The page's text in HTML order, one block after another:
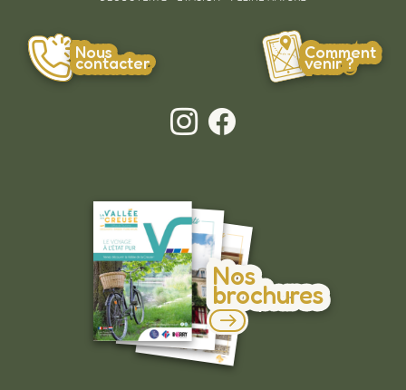
Nous
contacter
Comment
venir ?
Nos
brochures